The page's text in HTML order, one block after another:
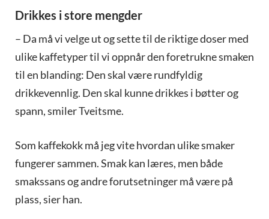
Drikkes i store mengder
– Da må vi velge ut og sette til de riktige doser med
ulike kaffetyper til vi oppnår den foretrukne smaken
til en blanding: Den skal være rundfyldig
drikkevennlig. Den skal kunne drikkes i bøtter og
spann, smiler Tveitsme.
Som kaffekokk må jeg vite hvordan ulike smaker
fungerer sammen. Smak kan læres, men både
smakssans og andre forutsetninger må være på
plass, sier han.